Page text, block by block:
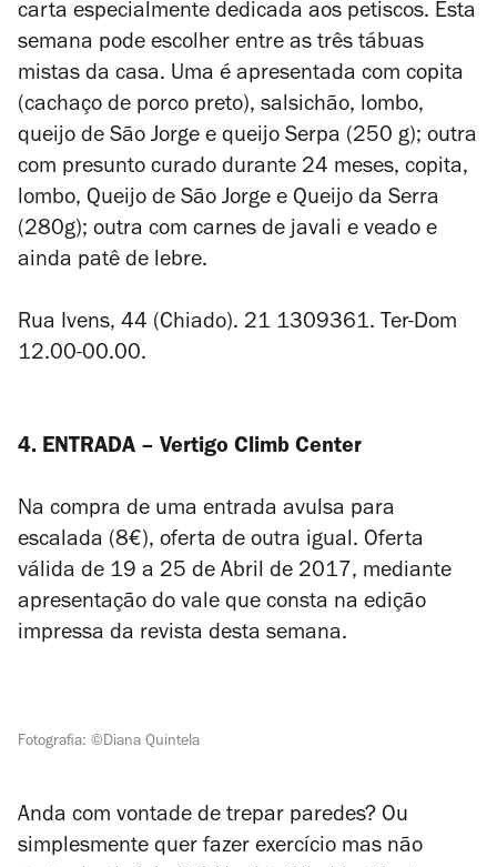
carta especialmente dedicada aos petiscos. Esta
semana pode escolher entre as três tábuas
mistas da casa. Uma é apresentada com copita
(cachaço de porco preto), salsichão, lombo,
queijo de São Jorge e queijo Serpa (250 g); outra
com presunto curado durante 24 meses, copita,
lombo, Queijo de São Jorge e Queijo da Serra
(280g); outra com carnes de javali e veado e
ainda patê de lebre.
Rua Ivens, 44 (Chiado). 21 1309361. Ter-Dom
12.00-00.00.
4. ENTRADA – Vertigo Climb Center
Na compra de uma entrada avulsa para
escalada (8€), oferta de outra igual. Oferta
válida de 19 a 25 de Abril de 2017, mediante
apresentação do vale que consta na edição
impressa da revista desta semana.
Fotografia: ©Diana Quintela
Anda com vontade de trepar paredes? Ou
simplesmente quer fazer exercício mas não